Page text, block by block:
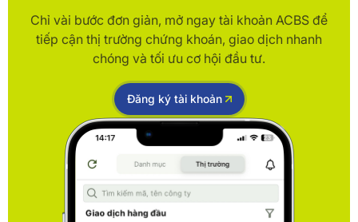
Chỉ vài bước đơn giản, mở ngay tài khoản ACBS để
tiếp cận thị trường chứng khoán, giao dịch nhanh
chóng và tối ưu cơ hội đầu tư.
Đăng ký tài khoản